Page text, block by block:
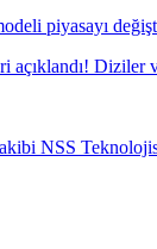
piyasayı
açıklandı!
NSS